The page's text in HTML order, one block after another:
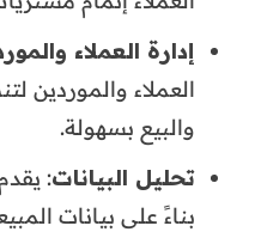
إدارة العملاء
العملاء والموردين
والبيع بسهولة.
تحليل البيانات:
بناءً على بيانات